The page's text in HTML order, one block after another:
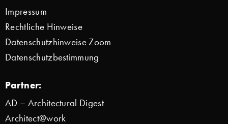
Impressum
Rechtliche Hinweise
Datenschutzhinweise Zoom
Datenschutzbestimmung
Partner:
AD – Architectural Digest
Architect@work